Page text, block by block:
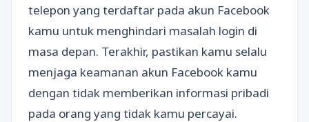
telepon yang terdaftar pada akun Facebook
kamu untuk menghindari masalah login di
masa depan. Terakhir, pastikan kamu selalu
menjaga keamanan akun Facebook kamu
dengan tidak memberikan informasi pribadi
pada orang yang tidak kamu percayai.